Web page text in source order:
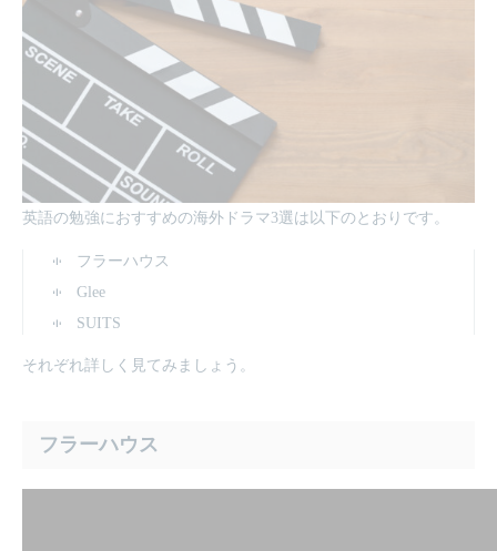
英語の勉強におすすめの海外ドラマ3選は以下のとおりです。
フラーハウス
Glee
SUITS
それぞれ詳しく見てみましょう。
フラーハウス